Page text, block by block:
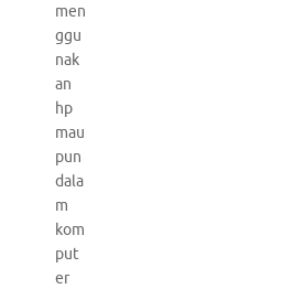
men
ggu
nak
an
hp
mau
pun
dala
m
kom
put
er